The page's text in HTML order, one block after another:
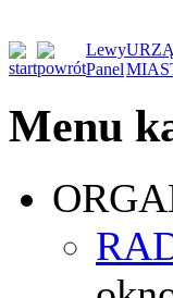
Lewy
Panel
Menu